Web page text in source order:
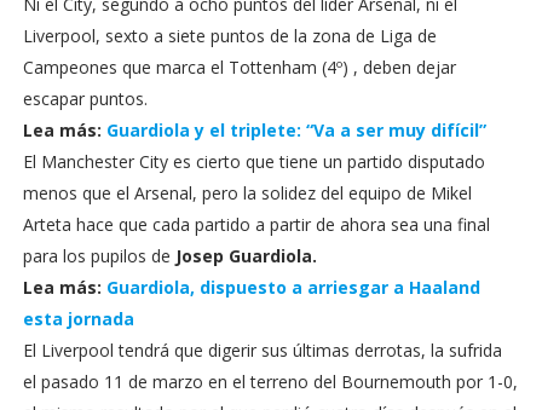
Liverpool, sexto a siete puntos de la zona de Liga de
Campeones que marca el Tottenham (4º) , deben dejar
escapar puntos.
Lea más: Guardiola y el triplete: “Va a ser muy difícil”
El Manchester City es cierto que tiene un partido disputado
menos que el Arsenal, pero la solidez del equipo de Mikel
Arteta hace que cada partido a partir de ahora sea una final
para los pupilos de Josep Guardiola.
Lea más: Guardiola, dispuesto a arriesgar a Haaland
esta jornada
El Liverpool tendrá que digerir sus últimas derrotas, la sufrida
el pasado 11 de marzo en el terreno del Bournemouth por 1-0,